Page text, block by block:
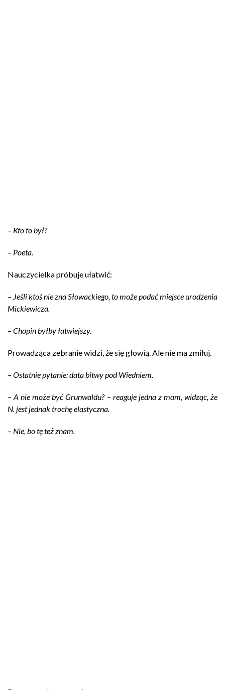
– Kto to był?
– Poeta.
Nauczycielka próbuje ułatwić:
– Jeśli ktoś nie zna Słowackiego, to może podać miejsce urodzenia
Mickiewicza.
– Chopin byłby łatwiejszy.
Prowadząca zebranie widzi, że się głowią. Ale nie ma zmiłuj.
– Ostatnie pytanie: data bitwy pod Wiedniem.
– A nie może być Grunwaldu? – reaguje jedna z mam, widząc, że
N. jest jednak trochę elastyczna.
– Nie, bo tę też znam.